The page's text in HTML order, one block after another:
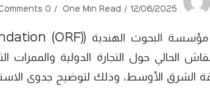
12/06/2025
One Min Read
0 Comments
الشرق الأوسط، وذلك لتوضيح جدوى